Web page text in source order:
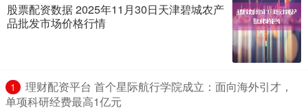
股票配资数据 2025年11月30日天津碧城农产
品批发市场价格行情
1
​理财配资平台 首个星际航行学院成立：面向海外引才，
单项科研经费最高1亿元